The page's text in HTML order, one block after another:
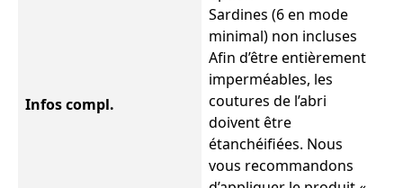
Infos compl.
Sardines (6 en mode
minimal) non incluses
Afin d’être entièrement
imperméables, les
coutures de l’abri
doivent être
étanchéifiées. Nous
vous recommandons